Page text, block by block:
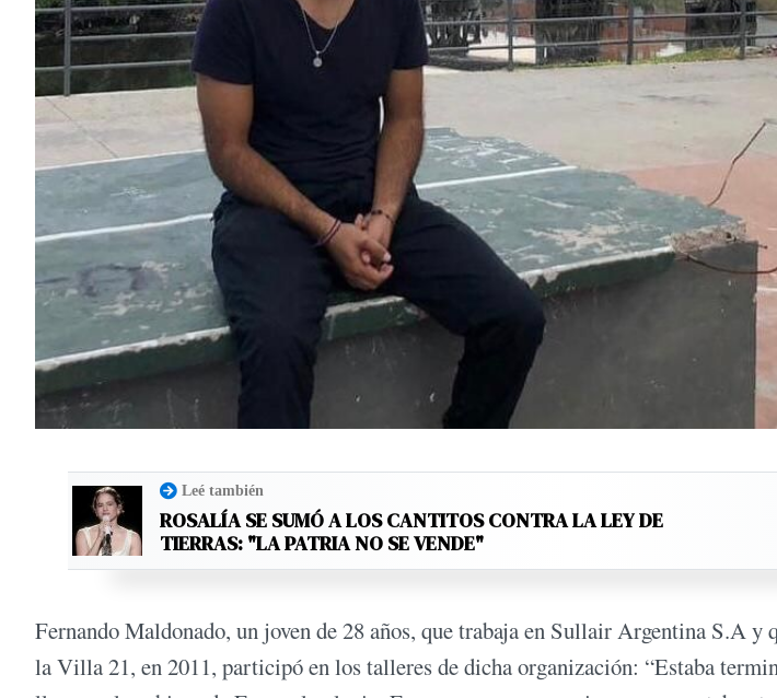
Leé también
ROSALÍA SE SUMÓ A LOS CANTITOS CONTRA LA LEY DE
TIERRAS: "LA PATRIA NO SE VENDE"
Fernando Maldonado, un joven de 28 años, que trabaja en Sullair Argentina S.A y
la Villa 21, en 2011, participó en los talleres de dicha organización: “Estaba